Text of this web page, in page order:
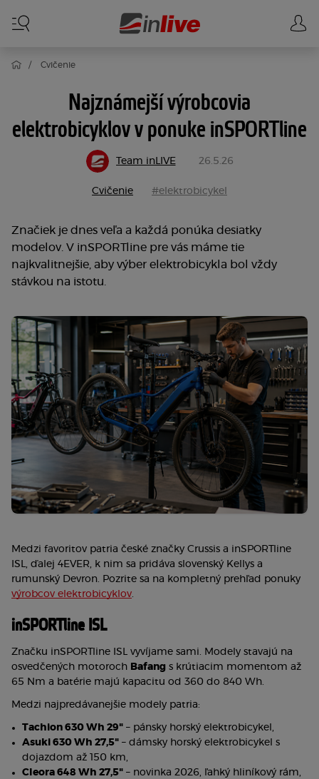
Cvičenie
Najznámejší výrobcovia
elektrobicyklov v ponuke inSPORTline
Team inLIVE 26.5.26
Cvičenie #elektrobicykel
Značiek je dnes veľa a každá ponúka desiatky
modelov. V inSPORTline pre vás máme tie
najkvalitnejšie, aby výber elektrobicykla bol vždy
stávkou na istotu.
Medzi favoritov patria české značky Crussis a inSPORTline
ISL, ďalej 4EVER, k nim sa pridáva slovenský Kellys a
výrobcov elektrobicyklov.
inSPORTline ISL
Značku inSPORTline ISL vyvíjame sami. Modely stavajú na
osvedčených motoroch Bafang s krútiacim momentom až
65 Nm a batérie majú kapacitu od 360 do 840 Wh.
Medzi najpredávanejšie modely patria:
Tachion 630 Wh 29" – pánsky horský elektrobicykel,
Asuki 630 Wh 27,5" – dámsky horský elektrobicykel s
dojazdom až 150 km,
Cleora 648 Wh 27,5" – novinka 2026, ľahký hliníkový rám,